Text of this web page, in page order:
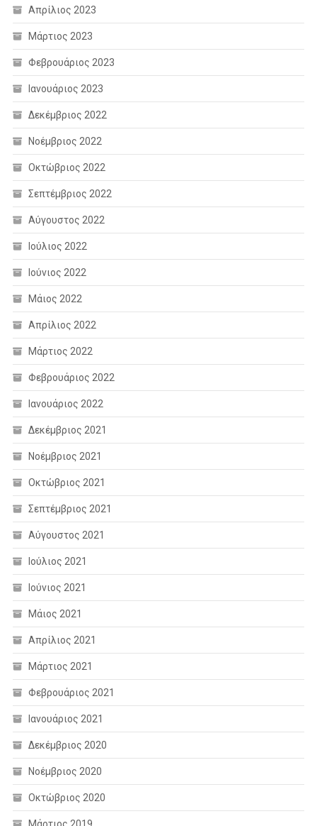
Απρίλιος 2023
Μάρτιος 2023
Φεβρουάριος 2023
Ιανουάριος 2023
Δεκέμβριος 2022
Νοέμβριος 2022
Οκτώβριος 2022
Σεπτέμβριος 2022
Αύγουστος 2022
Ιούλιος 2022
Ιούνιος 2022
Μάιος 2022
Απρίλιος 2022
Μάρτιος 2022
Φεβρουάριος 2022
Ιανουάριος 2022
Δεκέμβριος 2021
Νοέμβριος 2021
Οκτώβριος 2021
Σεπτέμβριος 2021
Αύγουστος 2021
Ιούλιος 2021
Ιούνιος 2021
Μάιος 2021
Απρίλιος 2021
Μάρτιος 2021
Φεβρουάριος 2021
Ιανουάριος 2021
Δεκέμβριος 2020
Νοέμβριος 2020
Οκτώβριος 2020